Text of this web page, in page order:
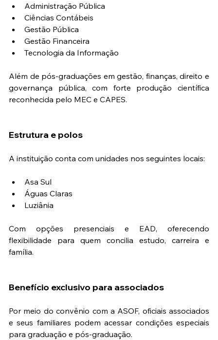
Administração Pública
Ciências Contábeis
Gestão Pública
Gestão Financeira
Tecnologia da Informação
Além de pós-graduações em gestão, finanças, direito e
governança pública, com forte produção científica
reconhecida pelo MEC e CAPES.
Estrutura e polos
A instituição conta com unidades nos seguintes locais:
Asa Sul
Águas Claras
Luziânia
Com opções presenciais e EAD, oferecendo
flexibilidade para quem concilia estudo, carreira e
família.
Benefício exclusivo para associados
Por meio do convênio com a ASOF, oficiais associados
e seus familiares podem acessar condições especiais
para graduação e pós-graduação.